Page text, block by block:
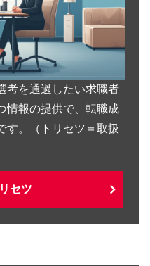
考を通過したい求職者
情報の提供で、転職成
す。（トリセツ＝取扱
セツ